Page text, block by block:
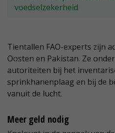
voedselzekerheid
Tientallen FAO-experts zijn
Oosten en Pakistan. Ze
autoriteiten bij het
sprinkhanenplaag en bij de
vanuit de lucht.
Meer geld nodig